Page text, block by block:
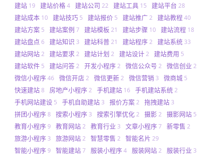
建站 19 建站价格4 建站公司 22 建站工具 15 建站平台 28
建站成本 10 建站技巧 5 建站报价 5 建站推广2 建站教程40
建站方案 5 建站案例 7 建站模板 21 建站步骤 10 建站流程 18
建站盘点 6 建站知识 3 建站科普21 建站程序2 建站系统 33
建站网站2 建站要求2 建站计划 2 建站设计2 建站费用 5
建站软件 5 建站问答2 开发小程序2 微信公众号 2 微信创业 2
微信小程序46 微信开店2 微信更新2 微信营销 3 微商城 5
快速建站8 房地产小程序2 手机建站 16 手机建站系统2
手机网站建设 5 手机自助建站 3 报价方案2 拖拽建站 3
拼团小程序8 搜索小程序 3 搜索引擎优化2 摄影2 摄影网站 5
教育小程序9 教育网站2 教育行业 3 文章小程序7 新零售 2
旅游小程序 3 旅游网站2 智慧零售 2 智能名片 29
智能小程序9 智能建站7 服装小程序4 服装网站2 服装行业 3